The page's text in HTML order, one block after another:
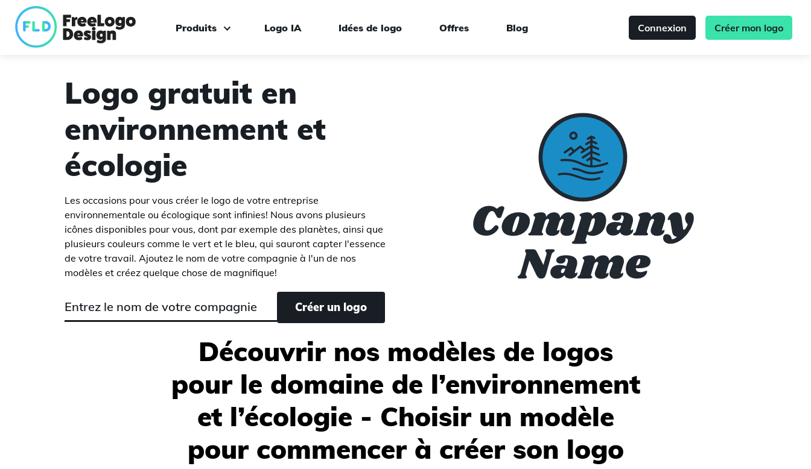
Produits
Logo sur mesure
Boîte à outils de marque
Logo IA Idées de logo Offres Blog Connexion Créer mon logo
Logo gratuit en
environnement et
écologie
Les occasions pour vous créer le logo de votre entreprise
environnementale ou écologique sont infinies! Nous avons plusieurs
icônes disponibles pour vous, dont par exemple des planètes, ainsi que
plusieurs couleurs comme le vert et le bleu, qui sauront capter l'essence
de votre travail. Ajoutez le nom de votre compagnie à l'un de nos
modèles et créez quelque chose de magnifique!
Créer un logo
Découvrir nos modèles de logos
pour le domaine de l’environnement
et l’écologie - Choisir un modèle
pour commencer à créer son logo